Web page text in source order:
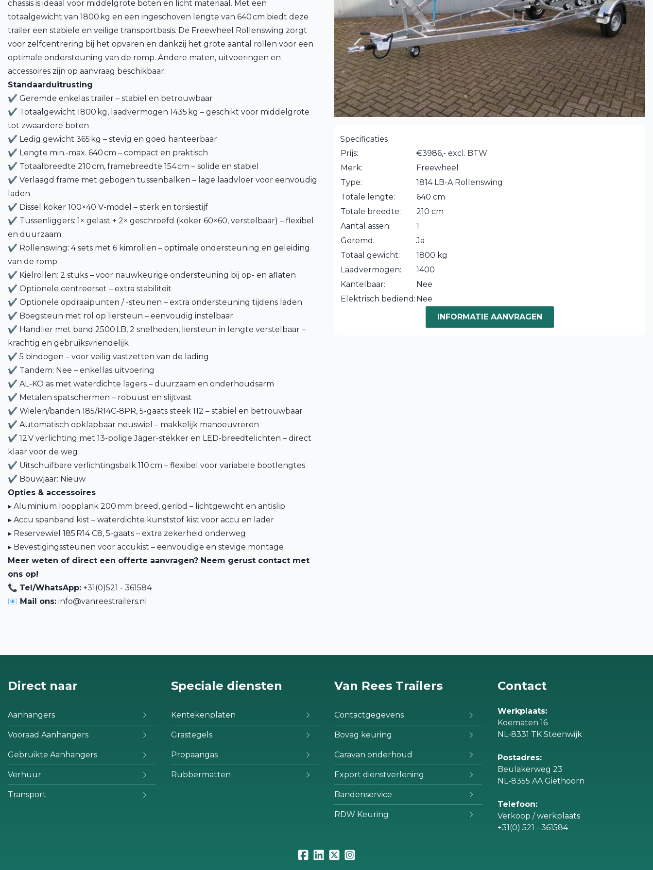
chassis is ideaal voor middelgrote boten en licht materiaal. Met een
totaalgewicht van 1800 kg en een ingeschoven lengte van 640 cm biedt deze
trailer een stabiele en veilige transportbasis. De Freewheel Rollenswing zorgt
voor zelfcentrering bij het opvaren en dankzij het grote aantal rollen voor een
optimale ondersteuning van de romp. Andere maten, uitvoeringen en
accessoires zijn op aanvraag beschikbaar.
Standaarduitrusting
✔ Geremde enkelas trailer – stabiel en betrouwbaar
✔ Totaalgewicht 1800 kg, laadvermogen 1435 kg – geschikt voor middelgrote
tot zwaardere boten
✔ Ledig gewicht 365 kg – stevig en goed hanteerbaar
✔ Lengte min.-max. 640 cm – compact en praktisch
✔ Totaalbreedte 210 cm, framebreedte 154 cm – solide en stabiel
✔ Verlaagd frame met gebogen tussenbalken – lage laadvloer voor eenvoudig
laden
✔ Dissel koker 100×40 V-model – sterk en torsiestijf
✔ Tussenliggers: 1× gelast + 2× geschroefd (koker 60×60, verstelbaar) – flexibel
en duurzaam
✔ Rollenswing: 4 sets met 6 kimrollen – optimale ondersteuning en geleiding
van de romp
✔ Kielrollen: 2 stuks – voor nauwkeurige ondersteuning bij op- en aflaten
✔ Optionele centreerset – extra stabiliteit
✔ Optionele opdraaipunten / -steunen – extra ondersteuning tijdens laden
✔ Boegsteun met rol op liersteun – eenvoudig instelbaar
✔ Handlier met band 2500 LB, 2 snelheden, liersteun in lengte verstelbaar –
krachtig en gebruiksvriendelijk
✔ 5 bindogen – voor veilig vastzetten van de lading
✔ Tandem: Nee – enkellas uitvoering
✔ AL-KO as met waterdichte lagers – duurzaam en onderhoudsarm
✔ Metalen spatschermen – robuust en slijtvast
✔ Wielen/banden 185/R14C-8PR, 5-gaats steek 112 – stabiel en betrouwbaar
✔ Automatisch opklapbaar neuswiel – makkelijk manoeuvreren
✔ 12 V verlichting met 13-polige Jäger-stekker en LED-breedtelichten – direct
klaar voor de weg
✔ Uitschuifbare verlichtingsbalk 110 cm – flexibel voor variabele bootlengtes
✔ Bouwjaar: Nieuw
Opties & accessoires
▸ Aluminium loopplank 200 mm breed, geribd – lichtgewicht en antislip
▸ Accu spanband kist – waterdichte kunststof kist voor accu en lader
▸ Reservewiel 185 R14 C8, 5-gaats – extra zekerheid onderweg
▸ Bevestigingssteunen voor accukist – eenvoudige en stevige montage
Meer weten of direct een offerte aanvragen? Neem gerust contact met
ons op!
📞 Tel/WhatsApp: +31(0)521 - 361584
📧 Mail ons: info@vanreestrailers.nl
Specificaties
Prijs:
€3986,- excl. BTW
Merk:
Freewheel
Type:
1814 LB-A Rollenswing
Totale lengte:
640 cm
Totale breedte:
210 cm
Aantal assen:
1
Geremd:
Ja
Totaal gewicht:
1800 kg
Laadvermogen:
1400
Kantelbaar:
Nee
Elektrisch bediend: Nee
INFORMATIE AANVRAGEN
Direct naar
Aanhangers
Vooraad Aanhangers
Gebruikte Aanhangers
Verhuur
Transport
Speciale diensten
Kentekenplaten
Grastegels
Propaangas
Rubbermatten
Van Rees Trailers
Contactgegevens
Bovag keuring
Caravan onderhoud
Export dienstverlening
Bandenservice
RDW Keuring
Contact
Werkplaats:
Koematen 16
NL-8331 TK Steenwijk
Postadres:
Beulakerweg 23
NL-8355 AA Giethoorn
Telefoon:
Verkoop / werkplaats
+31(0) 521 - 361584